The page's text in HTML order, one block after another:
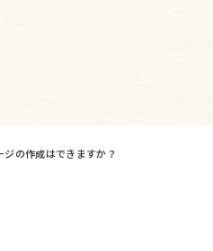
の作成はできますか？